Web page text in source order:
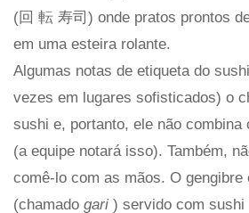
(回 転 寿司) onde pratos prontos
em uma esteira rolante.
Algumas notas de etiqueta do
vezes em lugares sofisticados) o
sushi e, portanto, ele não combina
(a equipe notará isso). Também,
comê-lo com as mãos. O gengibre
(chamado gari ) servido com